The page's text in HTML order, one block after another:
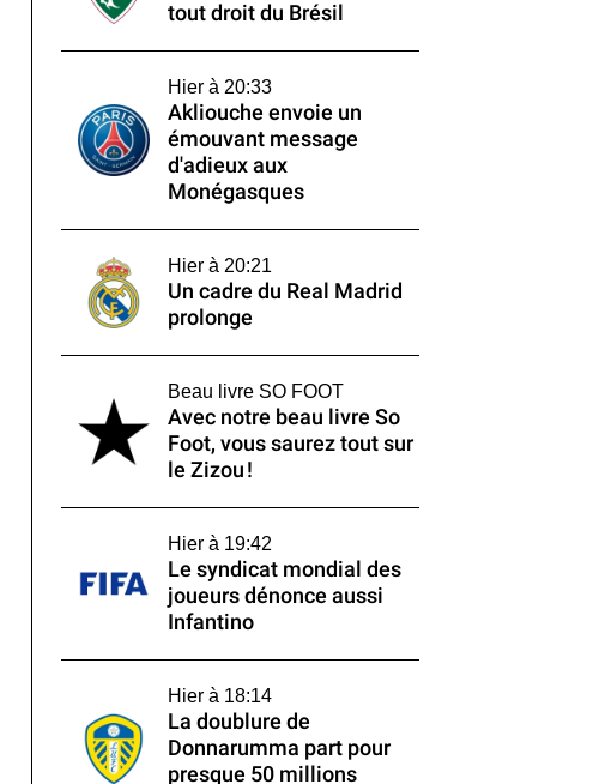
tout droit du Brésil
Hier à 20:33
Akliouche envoie un
émouvant message
d'adieux aux
Monégasques
Hier à 20:21
Un cadre du Real Madrid
prolonge
Beau livre SO FOOT
Avec notre beau livre So
Foot, vous saurez tout sur
le Zizou !
Hier à 19:42
Le syndicat mondial des
joueurs dénonce aussi
Infantino
Hier à 18:14
La doublure de
Donnarumma part pour
presque 50 millions